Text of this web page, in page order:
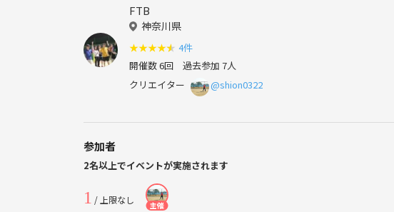
FTB
神奈川県
★★★★★ 4件
開催数 6回 過去参加 7人
クリエイター
@shion0322
参加者
2名以上でイベントが実施されます
1 / 上限なし 主催